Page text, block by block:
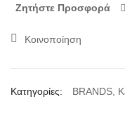
Ζητήστε Προσφορά
Κοινοποίηση
Κατηγορίες: BRANDS,